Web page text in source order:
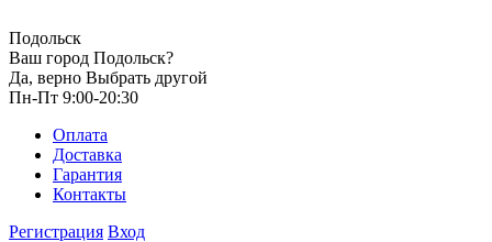
Подольск
Ваш город Подольск?
Да, верно Выбрать другой
Пн-Пт 9:00-20:30
Оплата
Доставка
Гарантия
Контакты
Регистрация Вход